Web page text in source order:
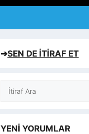
➔SEN DE İTİRAF ET
Ara
YENİ YORUMLAR